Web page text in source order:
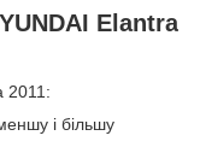
Elantra
2011:
і більшу